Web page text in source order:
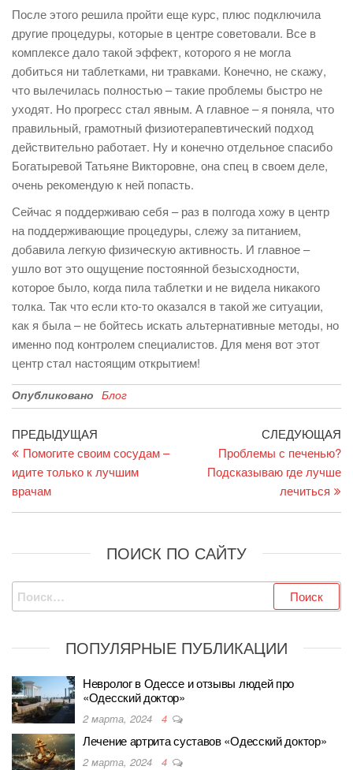
После этого решила пройти еще курс, плюс подключила
другие процедуры, которые в центре советовали. Все в
комплексе дало такой эффект, которого я не могла
добиться ни таблетками, ни травками. Конечно, не скажу,
что вылечилась полностью – такие проблемы быстро не
уходят. Но прогресс стал явным. А главное – я поняла, что
правильный, грамотный физиотерапевтический подход
действительно работает. Ну и конечно отдельное спасибо
Богатыревой Татьяне Викторовне, она спец в своем деле,
очень рекомендую к ней попасть.
Сейчас я поддерживаю себя – раз в полгода хожу в центр
на поддерживающие процедуры, слежу за питанием,
добавила легкую физическую активность. И главное –
ушло вот это ощущение постоянной безысходности,
которое было, когда пила таблетки и не видела никакого
толка. Так что если кто-то оказался в такой же ситуации,
как я была – не бойтесь искать альтернативные методы, но
именно под контролем специалистов. Для меня вот этот
центр стал настоящим открытием!
Опубликовано Блог
Навигация
по
записям
Предыдущая
запись
ПРЕДЫДУЩАЯ
Помогите своим сосудам –
идите только к лучшим
врачам
СЛЕДУЮЩАЯ
Проблемы с печенью?
Подсказываю где лучше
лечиться
ПОИСК ПО САЙТУ
Найти:
ПОПУЛЯРНЫЕ ПУБЛИКАЦИИ
Невролог в Одессе и отзывы людей про
«Одесский доктор»
2 марта, 2024 4
Лечение артрита суставов «Одесский доктор»
2 марта, 2024 4